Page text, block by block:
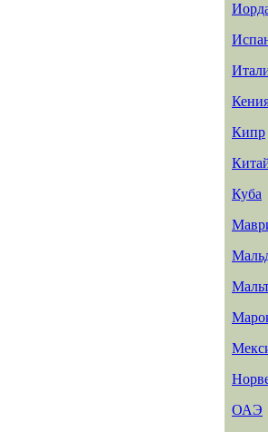
Кипр
Куба
ОАЭ